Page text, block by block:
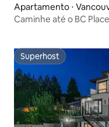
Apartamento ⋅
Caminhe até o BC
Superhost
Superhost